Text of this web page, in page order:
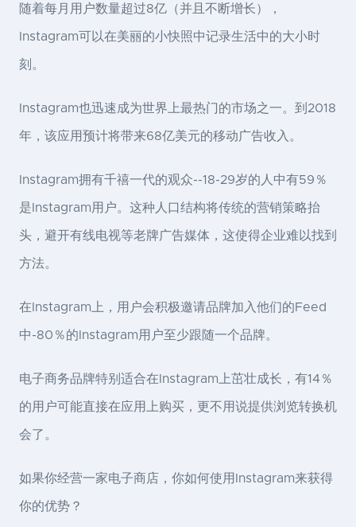
随着每月用户数量超过8亿（并且不断增长），
Instagram可以在美丽的小快照中记录生活中的大小时
刻。
Instagram也迅速成为世界上最热门的市场之一。到2018
年，该应用预计将带来68亿美元的移动广告收入。
Instagram拥有千禧一代的观众--18-29岁的人中有59％
是Instagram用户。这种人口结构将传统的营销策略抬
头，避开有线电视等老牌广告媒体，这使得企业难以找到
方法。
在Instagram上，用户会积极邀请品牌加入他们的Feed
中-80％的Instagram用户至少跟随一个品牌。
电子商务品牌特别适合在Instagram上茁壮成长，有14％
的用户可能直接在应用上购买，更不用说提供浏览转换机
会了。
如果你经营一家电子商店，你如何使用Instagram来获得
你的优势？